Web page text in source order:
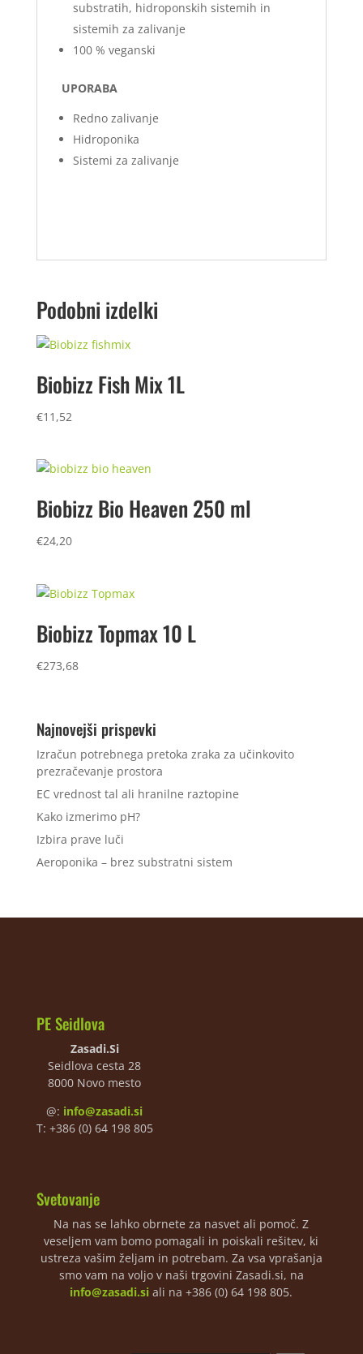
substratih, hidroponskih sistemih in
sistemih za zalivanje
100 % veganski
UPORABA
Redno zalivanje
Hidroponika
Sistemi za zalivanje
Podobni izdelki
Biobizz Fish Mix 1L
€11,52
Biobizz Bio Heaven 250 ml
€24,20
Biobizz Topmax 10 L
€273,68
Najnovejši prispevki
Izračun potrebnega pretoka zraka za učinkovito
prezračevanje prostora
EC vrednost tal ali hranilne raztopine
Kako izmerimo pH?
Izbira prave luči
Aeroponika – brez substratni sistem
PE Seidlova
Zasadi.Si
Seidlova cesta 28
8000 Novo mesto
@: info@zasadi.si
T: +386 (0) 64 198 805
Svetovanje
Na nas se lahko obrnete za nasvet ali pomoč. Z
veseljem vam bomo pomagali in poiskali rešitev, ki
ustreza vašim željam in potrebam. Za vsa vprašanja
smo vam na voljo v naši trgovini Zasadi.si, na
info@zasadi.si ali na +386 (0) 64 198 805.